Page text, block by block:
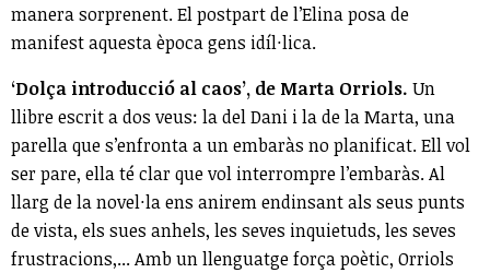
manera sorprenent. El postpart de l’Elina posa de
manifest aquesta època gens idíl·lica.
‘Dolça introducció al caos’, de Marta Orriols. Un
llibre escrit a dos veus: la del Dani i la de la Marta, una
parella que s’enfronta a un embaràs no planificat. Ell vol
ser pare, ella té clar que vol interrompre l’embaràs. Al
llarg de la novel·la ens anirem endinsant als seus punts
de vista, els sues anhels, les seves inquietuds, les seves
frustracions,... Amb un llenguatge força poètic, Orriols